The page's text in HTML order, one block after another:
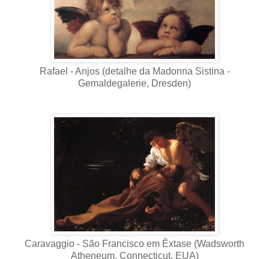
Rafael - Anjos (detalhe da Madonna Sistina -
Gemaldegalerie, Dresden)
Caravaggio - São Francisco em Êxtase (Wadsworth
Atheneum, Connecticut, EUA)